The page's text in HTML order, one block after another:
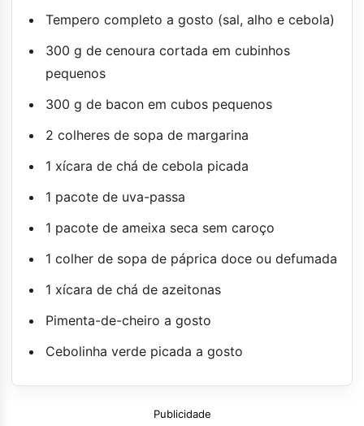
Tempero completo a gosto (sal, alho e cebola)
300 g de cenoura cortada em cubinhos
pequenos
300 g de bacon em cubos pequenos
2 colheres de sopa de margarina
1 xícara de chá de cebola picada
1 pacote de uva-passa
1 pacote de ameixa seca sem caroço
1 colher de sopa de páprica doce ou defumada
1 xícara de chá de azeitonas
Pimenta-de-cheiro a gosto
Cebolinha verde picada a gosto
Publicidade